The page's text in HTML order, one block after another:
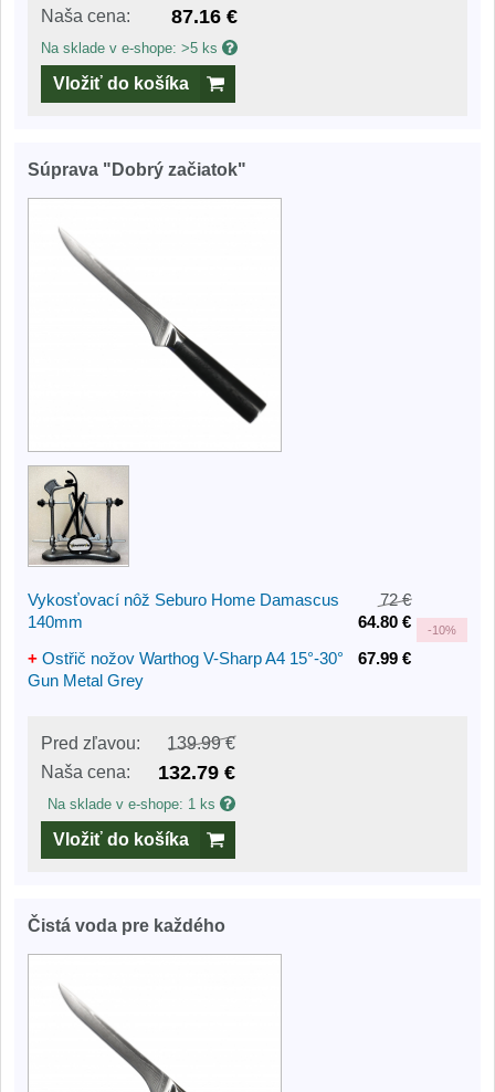
Naša cena: 87.16 €
Na sklade v e-shope: >5 ks
Vložiť do košíka
Súprava "Dobrý začiatok"
Vykosťovací nôž Seburo Home Damascus
140mm
72 €
64.80 €
-10%
+ Ostřič nožov Warthog V-Sharp A4 15°-30°
Gun Metal Grey
67.99 €
Pred zľavou:
139.99 €
Naša cena:
132.79 €
Na sklade v e-shope: 1 ks
Vložiť do košíka
Čistá voda pre každého